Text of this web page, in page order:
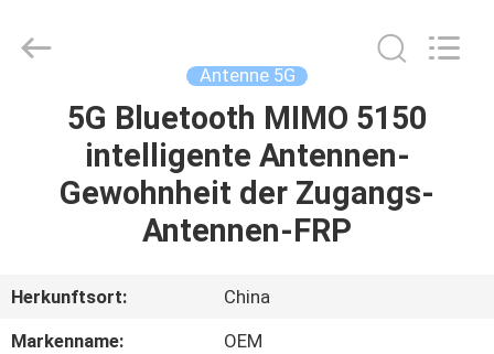
HAUS
PRODUKTE
UNS
Rights
Reserved.
Antenne 5G
5G Bluetooth MIMO 5150
intelligente Antennen-
Gewohnheit der Zugangs-
Antennen-FRP
Herkunftsort:
China
Markenname:
OEM